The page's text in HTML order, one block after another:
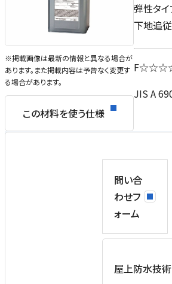
※掲載画像は最新の情報と異なる場合が
あります。また掲載内容は予告なく変更す
る場合があります。
この材料を使う仕様
弾性タイ
下地追
JIS A
問い合
わせフ
ォーム
屋上防水技